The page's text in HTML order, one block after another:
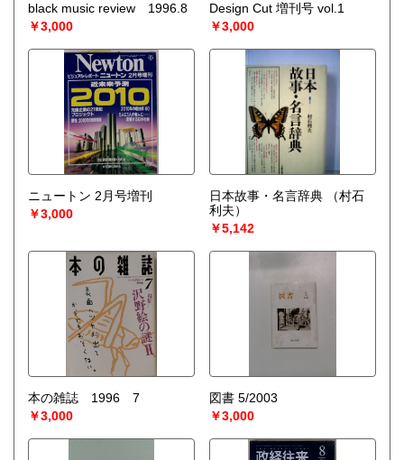
black music review 1996.8
￥3,000
Design Cut 増刊号 vol.1
￥3,000
ニュートン 2月号増刊
￥3,000
日本故事・名言辞典
（村石
利夫）
￥5,142
本の雑誌 1996 7
￥3,000
図書 5/2003
￥3,000